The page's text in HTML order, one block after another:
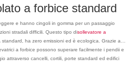
a forbice standard
e hanno cingoli in gomma per un passaggio
stradali difficili. Questo tipo disollevatore a
ha zero emissioni ed è ecologica. Grazie al
a forbice possono superare facilmente i pendii e
attraverso cancelli, cortili, porte standard ed edifici